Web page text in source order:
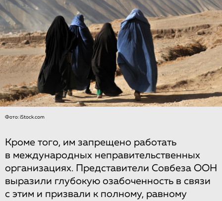
Фото: iStock.com
Кроме того, им запрещено работать
в международных неправительственных
организациях. Представители Совбеза ООН
выразили глубокую озабоченность в связи
с этим и призвали к полному, равному